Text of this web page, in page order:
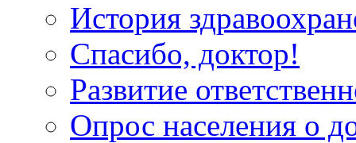
История
Спасибо, доктор!
Развитие
Опрос населения о